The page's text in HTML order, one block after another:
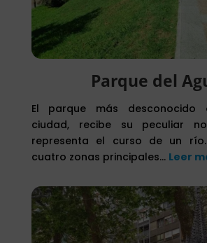
Parque del
El parque más desconocido
ciudad, recibe su peculiar
representa el curso de un río.
cuatro zonas principales… Leer